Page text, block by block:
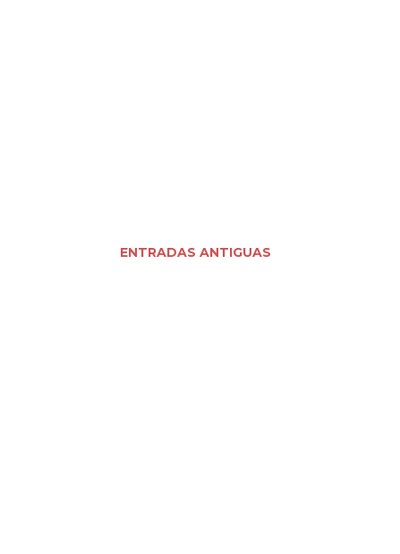
ENTRADAS ANTIGUAS